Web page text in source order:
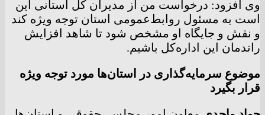
وی افزود: درخواست من از مدیران کل استانی این
است به مسئول روابط‌عمومی استان توجه ویژه کند
و نقش و جایگاه او مشخص شود تا شاهد افزایش
راندمان این اداره‌کل باشیم.
موضوع سرمایه‌گذاری در استان‌ها مورد توجه ویژه
قرار بگیرد